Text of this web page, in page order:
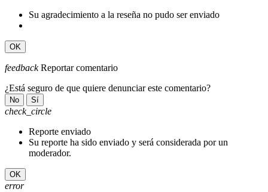
Su agradecimiento a la reseña no pudo ser enviado
OK
feedback Reportar comentario
¿Está seguro de que quiere denunciar este comentario?
No Sí
check_circle
Reporte enviado
Su reporte ha sido enviado y será considerada por un
moderador.
OK
error